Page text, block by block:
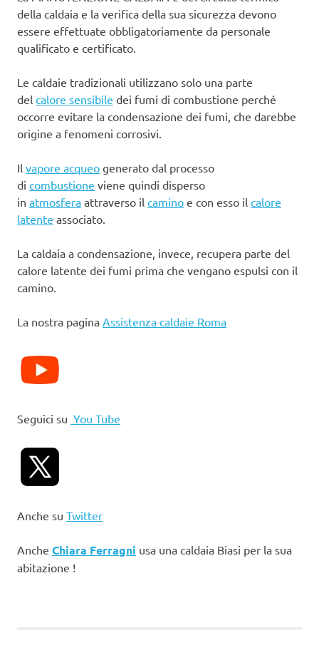
della caldaia e la verifica della sua sicurezza devono
essere effettuate obbligatoriamente da personale
qualificato e certificato.
Le caldaie tradizionali utilizzano solo una parte
del calore sensibile dei fumi di combustione perché
occorre evitare la condensazione dei fumi, che darebbe
origine a fenomeni corrosivi.
Il vapore acqueo generato dal processo
di combustione viene quindi disperso
in atmosfera attraverso il camino e con esso il calore
latente associato.
La caldaia a condensazione, invece, recupera parte del
calore latente dei fumi prima che vengano espulsi con il
camino.
La nostra pagina Assistenza caldaie Roma
Seguici su You Tube
Anche su Twitter
Anche Chiara Ferragni usa una caldaia Biasi per la sua
abitazione !